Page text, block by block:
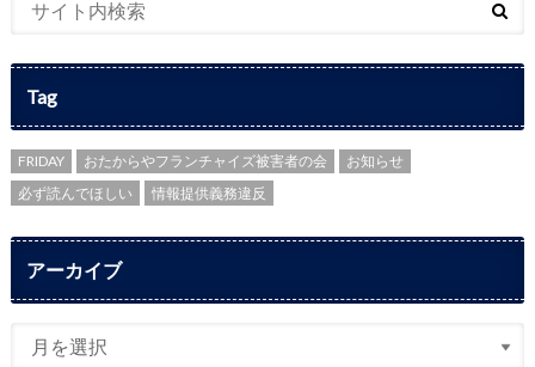
Tag
FRIDAY おたからやフランチャイズ被害者の会
お知らせ
必ず読んでほしい
情報提供義務違反
アーカイブ